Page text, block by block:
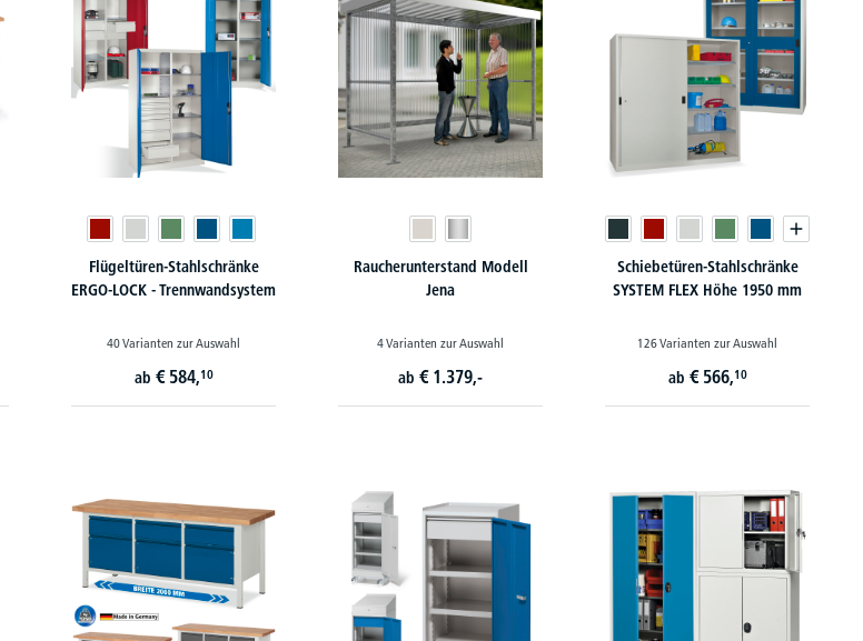
Flügeltüren-Stahlschränke
ERGO-LOCK - Trennwandsystem
40 Varianten zur Auswahl
ab € 584,10
Raucherunterstand Modell
Jena
4 Varianten zur Auswahl
ab € 1.379,-
Schiebetüren-Stahlschränke
SYSTEM FLEX Höhe 1950 mm
126 Varianten zur Auswahl
ab € 566,10